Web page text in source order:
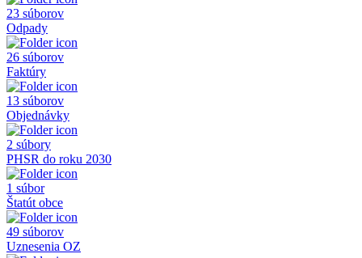
23 súborov
Odpady
26 súborov
Faktúry
13 súborov
Objednávky
2 súbory
PHSR do roku 2030
1 súbor
Štatút obce
49 súborov
Uznesenia OZ